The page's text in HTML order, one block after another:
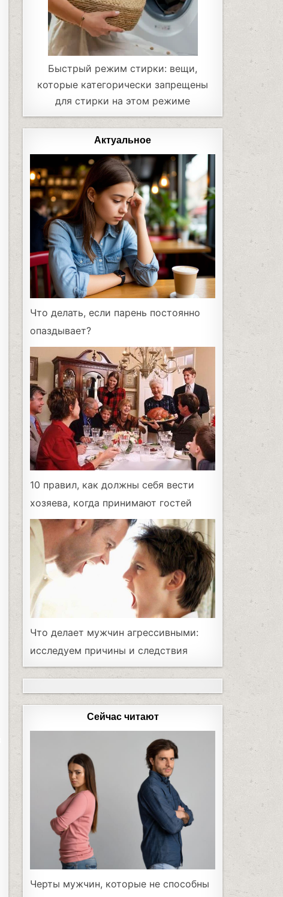
Быстрый режим стирки: вещи,
которые категорически запрещены
для стирки на этом режиме
Актуальное
Что делать, если парень постоянно
опаздывает?
10 правил, как должны себя вести
хозяева, когда принимают гостей
Что делает мужчин агрессивными:
исследуем причины и следствия
Сейчас читают
Черты мужчин, которые не способны